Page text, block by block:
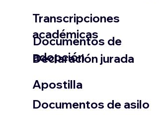
Transcripciones
académicas
Documentos de
adopción
Declaración jurada
​Apostilla
Documentos de asilo